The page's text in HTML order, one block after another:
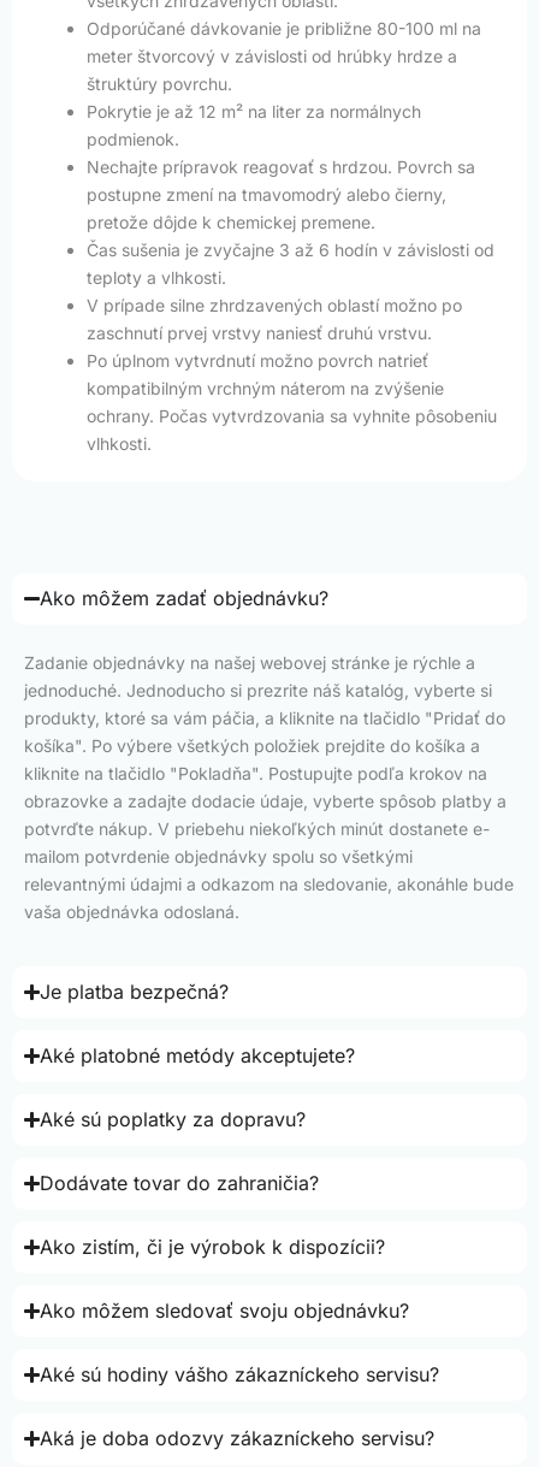
Odporúčané dávkovanie je približne 80-100 ml na
meter štvorcový v závislosti od hrúbky hrdze a
štruktúry povrchu.
Pokrytie je až 12 m² na liter za normálnych
podmienok.
Nechajte prípravok reagovať s hrdzou. Povrch sa
postupne zmení na tmavomodrý alebo čierny,
pretože dôjde k chemickej premene.
Čas sušenia je zvyčajne 3 až 6 hodín v závislosti od
teploty a vlhkosti.
V prípade silne zhrdzavených oblastí možno po
zaschnutí prvej vrstvy naniesť druhú vrstvu.
Po úplnom vytvrdnutí možno povrch natrieť
kompatibilným vrchným náterom na zvýšenie
ochrany. Počas vytvrdzovania sa vyhnite pôsobeniu
vlhkosti.
Ako môžem zadať objednávku?
Zadanie objednávky na našej webovej stránke je rýchle a
jednoduché. Jednoducho si prezrite náš katalóg, vyberte si
produkty, ktoré sa vám páčia, a kliknite na tlačidlo "Pridať do
košíka". Po výbere všetkých položiek prejdite do košíka a
kliknite na tlačidlo "Pokladňa". Postupujte podľa krokov na
obrazovke a zadajte dodacie údaje, vyberte spôsob platby a
potvrďte nákup. V priebehu niekoľkých minút dostanete e-
mailom potvrdenie objednávky spolu so všetkými
relevantnými údajmi a odkazom na sledovanie, akonáhle bude
vaša objednávka odoslaná.
Je platba bezpečná?
Aké platobné metódy akceptujete?
Aké sú poplatky za dopravu?
Dodávate tovar do zahraničia?
Ako zistím, či je výrobok k dispozícii?
Ako môžem sledovať svoju objednávku?
Aké sú hodiny vášho zákazníckeho servisu?
Aká je doba odozvy zákazníckeho servisu?